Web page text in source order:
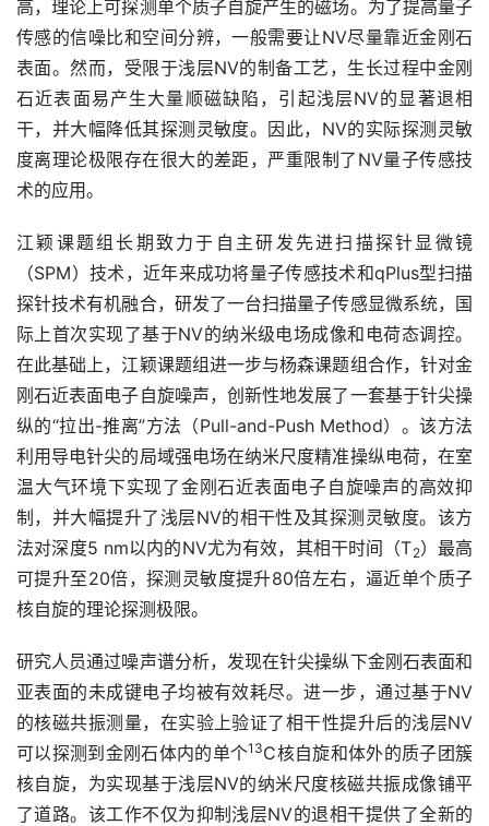
高，理论上可探测单个质子自旋产生的磁场。为了提高量子
传感的信噪比和空间分辨，一般需要让NV尽量靠近金刚石
表面。然而，受限于浅层NV的制备工艺，生长过程中金刚
石近表面易产生大量顺磁缺陷，引起浅层NV的显著退相
干，并大幅降低其探测灵敏度。因此，NV的实际探测灵敏
度离理论极限存在很大的差距，严重限制了NV量子传感技
术的应用。
江颖课题组长期致力于自主研发先进扫描探针显微镜
（SPM）技术，近年来成功将量子传感技术和qPlus型扫描
探针技术有机融合，研发了一台扫描量子传感显微系统，国
际上首次实现了基于NV的纳米级电场成像和电荷态调控。
在此基础上，江颖课题组进一步与杨森课题组合作，针对金
刚石近表面电子自旋噪声，创新性地发展了一套基于针尖操
纵的“拉出-推离”方法（Pull-and-Push Method）。该方法
利用导电针尖的局域强电场在纳米尺度精准操纵电荷，在室
温大气环境下实现了金刚石近表面电子自旋噪声的高效抑
制，并大幅提升了浅层NV的相干性及其探测灵敏度。该方
法对深度5 nm以内的NV尤为有效，其相干时间（T2）最高
可提升至20倍，探测灵敏度提升80倍左右，逼近单个质子
核自旋的理论探测极限。
研究人员通过噪声谱分析，发现在针尖操纵下金刚石表面和
亚表面的未成键电子均被有效耗尽。进一步，通过基于NV
的核磁共振测量，在实验上验证了相干性提升后的浅层NV
可以探测到金刚石体内的单个13C核自旋和体外的质子团簇
核自旋，为实现基于浅层NV的纳米尺度核磁共振成像铺平
了道路。该工作不仅为抑制浅层NV的退相干提供了全新的